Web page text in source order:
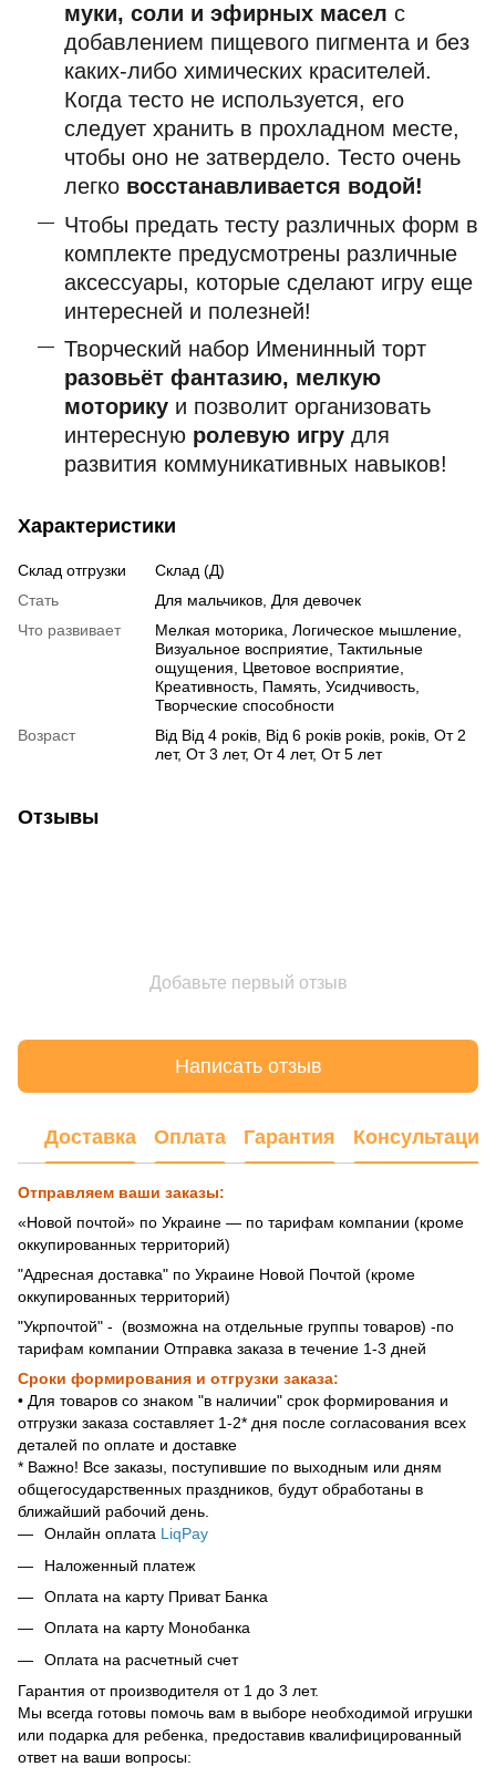
муки, соли и эфирных масел с
добавлением пищевого пигмента и без
каких-либо химических красителей.
Когда тесто не используется, его
следует хранить в прохладном месте,
чтобы оно не затвердело. Тесто очень
легко восстанавливается водой!
Чтобы предать тесту различных форм в
комплекте предусмотрены различные
аксессуары, которые сделают игру еще
интересней и полезней!
Творческий набор Именинный торт
разовьёт фантазию, мелкую
моторику и позволит организовать
интересную ролевую игру для
развития коммуникативных навыков!
Характеристики
Склад отгрузки
Склад (Д)
Стать
Для мальчиков, Для девочек
Что развивает
Мелкая моторика, Логическое мышление,
Визуальное восприятие, Тактильные
ощущения, Цветовое восприятие,
Креативность, Память, Усидчивость,
Творческие способности
Возраст
Від Від 4 років, Від 6 років років, років, От 2
лет, От 3 лет, От 4 лет, От 5 лет
Отзывы
Добавьте первый отзыв
Написать отзыв
Доставка Оплата Гарантия Консультация
Отправляем ваши заказы:
«Новой почтой» по Украине — по тарифам компании (кроме
оккупированных территорий)
"Адресная доставка" по Украине Новой Почтой (кроме
оккупированных территорий)
"Укрпочтой" - (возможна на отдельные группы товаров) -по
тарифам компании Отправка заказа в течение 1-3 дней
Сроки формирования и отгрузки заказа:
• Для товаров со знаком "в наличии" срок формирования и
отгрузки заказа составляет 1-2* дня после согласования всех
деталей по оплате и доставке
* Важно! Все заказы, поступившие по выходным или дням
общегосударственных праздников, будут обработаны в
ближайший рабочий день.
Онлайн оплата LiqPay
Наложенный платеж
Оплата на карту Приват Банка
Оплата на карту Монобанка
Оплата на расчетный счет
Гарантия от производителя от 1 до 3 лет.
Мы всегда готовы помочь вам в выборе необходимой игрушки
или подарка для ребенка, предоставив квалифицированный
ответ на ваши вопросы: